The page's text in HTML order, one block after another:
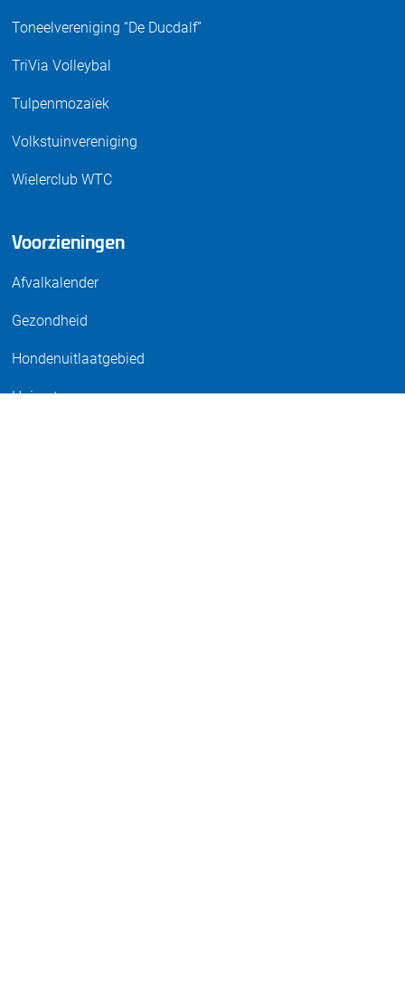
Toneelvereniging “De Ducdalf”
TriVia Volleybal
Tulpenmozaïek
Volkstuinvereniging
Wielerclub WTC
Voorzieningen
Afvalkalender
Gezondheid
Hondenuitlaatgebied
Huisarts